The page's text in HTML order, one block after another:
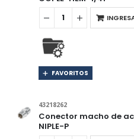
FAVORITOS
43218262
Conector macho de
NIPLE-P